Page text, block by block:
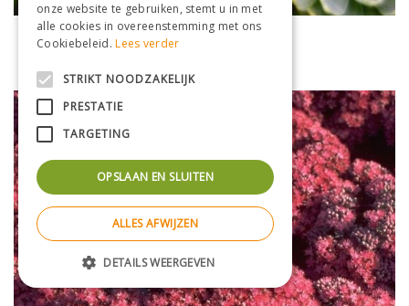
Vetkruid
onze website te gebruiken, stemt u in met
alle cookies in overeenstemming met ons
Cookiebeleid.Lees verder
STRIKT NOODZAKELIJK
PRESTATIE
TARGETING
OPSLAAN EN SLUITEN
ALLES AFWIJZEN
DETAILS WEERGEVEN